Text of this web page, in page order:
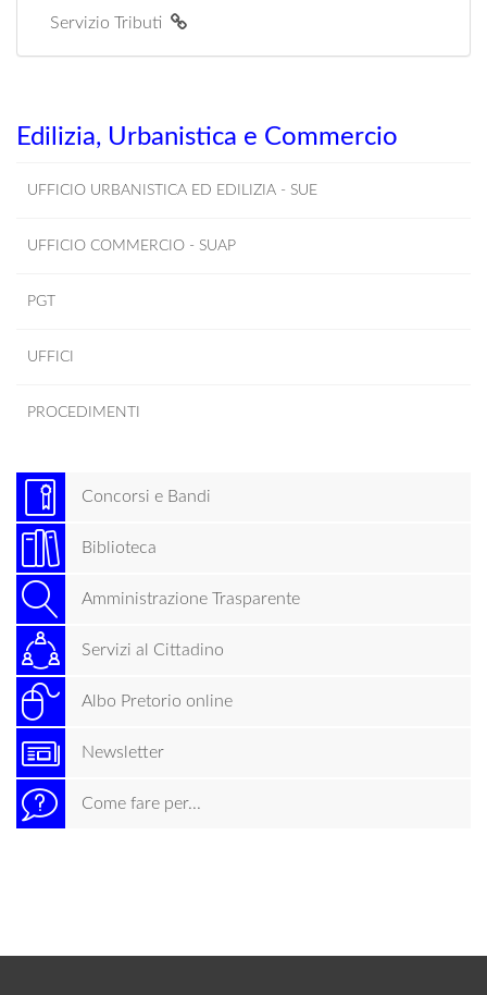
Servizio Tributi
Edilizia, Urbanistica e Commercio
UFFICIO URBANISTICA ED EDILIZIA - SUE
UFFICIO COMMERCIO - SUAP
PGT
UFFICI
PROCEDIMENTI
Concorsi e Bandi
Biblioteca
Amministrazione Trasparente
Servizi al Cittadino
Albo Pretorio online
Newsletter
Come fare per...